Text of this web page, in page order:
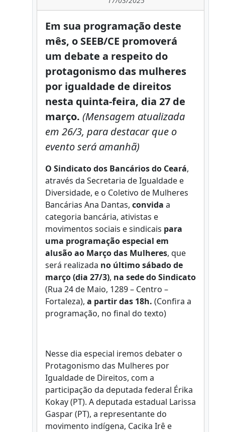
Em sua programação deste
mês, o SEEB/CE promoverá
um debate a respeito do
protagonismo das mulheres
por igualdade de direitos
nesta quinta-feira, dia 27 de
março. (Mensagem atualizada
em 26/3, para destacar que o
evento será amanhã)
O Sindicato dos Bancários do Ceará,
através da Secretaria de Igualdade e
Diversidade, e o Coletivo de Mulheres
Bancárias Ana Dantas, convida a
categoria bancária, ativistas e
movimentos sociais e sindicais para
uma programação especial em
alusão ao Março das Mulheres, que
será realizada no último sábado de
março (dia 27/3), na sede do Sindicato
(Rua 24 de Maio, 1289 – Centro –
Fortaleza), a partir das 18h. (Confira a
programação, no final do texto)
Nesse dia especial iremos debater o
Protagonismo das Mulheres por
Igualdade de Direitos, com a
participação da deputada federal Érika
Kokay (PT). A deputada estadual Larissa
Gaspar (PT), a representante do
movimento indígena, Cacika Irê e